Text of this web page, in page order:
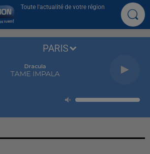
Toute l'actualité de votre région
Dracula
TAME IMPALA
PARIS